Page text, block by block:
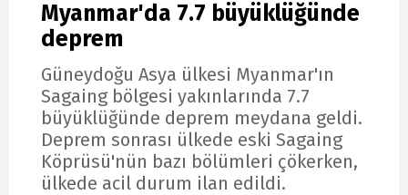
Myanmar'da 7.7 büyüklüğünde
deprem
Güneydoğu Asya ülkesi Myanmar'ın
Sagaing bölgesi yakınlarında 7.7
büyüklüğünde deprem meydana geldi.
Deprem sonrası ülkede eski Sagaing
Köprüsü'nün bazı bölümleri çökerken,
ülkede acil durum ilan edildi.